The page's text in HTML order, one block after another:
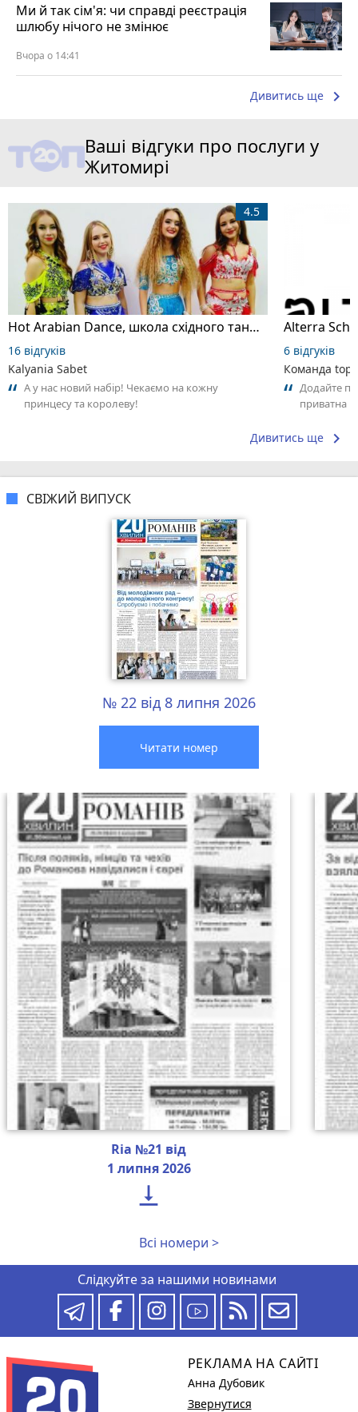
Ми й так сім'я: чи справді реєстрація
шлюбу нічого не змінює
Вчора о 14:41
Дивитись ще keyboard_arrow_right
Ваші відгуки про послуги у
Житомирі
Hot Arabian Dance, школа східного танцю
4.5
16 відгуків
Kalyania Sabet
А у нас новий набір! Чекаємо на кожну
принцесу та королеву!
6 відгуків
Команда
Додайте
приватна
Дивитись ще keyboard_arrow_right
СВІЖИЙ ВИПУСК
№ 22 від 8 липня 2026
Читати номер
Ria №21 від
1 липня 2026

Всі номери >
Слідкуйте за нашими новинами
РЕКЛАМА НА САЙТІ
Анна Дубовик
Звернутися